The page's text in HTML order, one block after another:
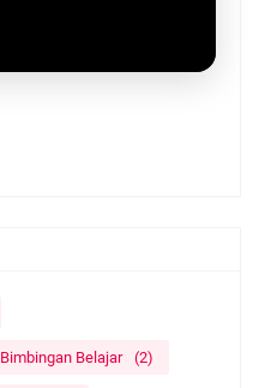
Bimbingan Belajar (2)